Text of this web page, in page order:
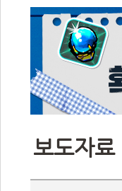
보도자료